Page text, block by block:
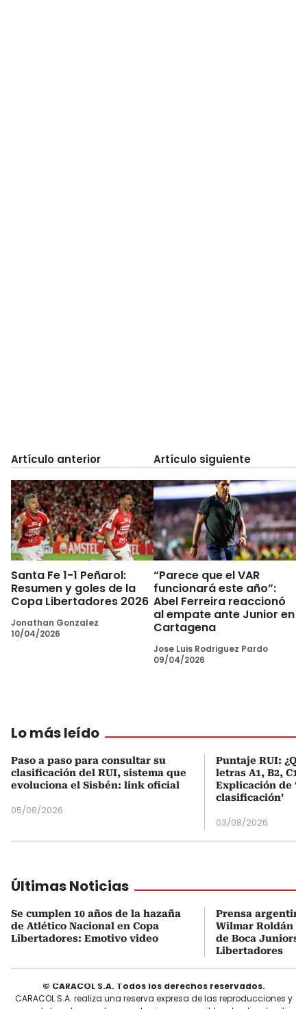
Artículo anterior
Santa Fe 1-1 Peñarol:
Resumen y goles de la
Copa Libertadores 2026
Jonathan Gonzalez
10/04/2026
Artículo siguiente
“Parece que el VAR
funcionará este año”:
Abel Ferreira reaccionó
al empate ante Junior en
Cartagena
Jose Luis Rodriguez Pardo
09/04/2026
Lo más leído
Paso a paso para consultar su
clasificación del RUI, sistema que
evoluciona el Sisbén: link oficial
05/08/2026
Puntaje RUI:
letras A1, B2, C1
Explicación de
clasificación’
03/08/2026
Últimas Noticias
Se cumplen 10 años de la hazaña
de Atlético Nacional en Copa
Libertadores: Emotivo video
Prensa
Wilmar Roldán
de Boca Juniors
Libertadores
© CARACOL S.A. Todos los derechos reservados.
CARACOL S.A. realiza una reserva expresa de las reproducciones y